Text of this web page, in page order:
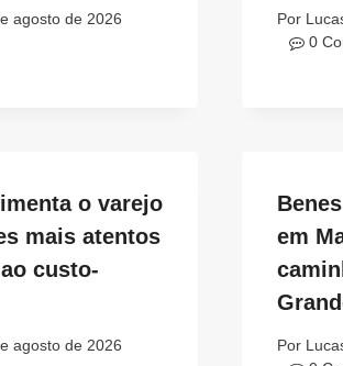
agosto de 2026
Por
0
o varejo
mais atentos
custo-
agosto de 2026
em
Por